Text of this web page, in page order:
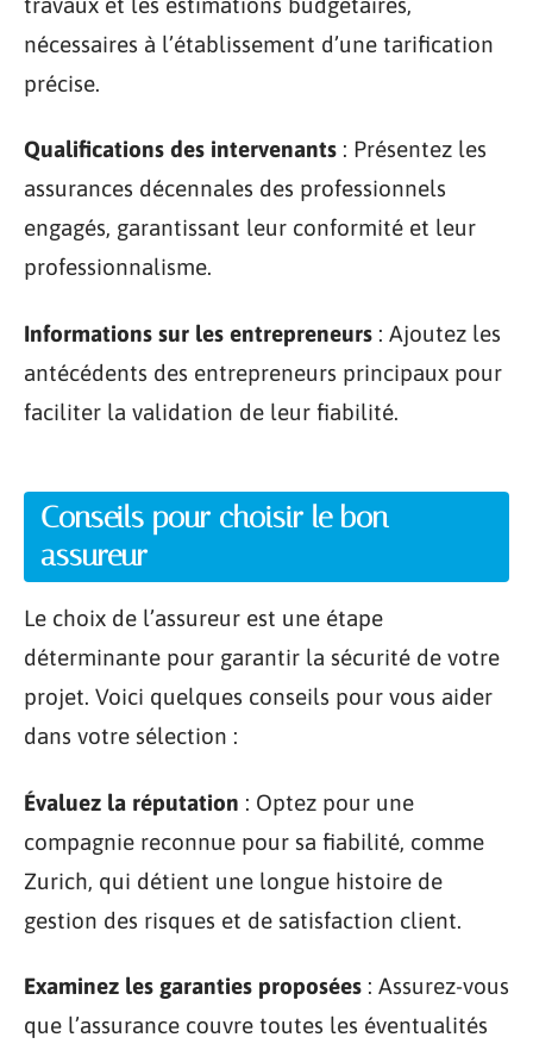
nécessaires à l’établissement d’une tarification
précise.
Qualifications des intervenants : Présentez les
assurances décennales des professionnels
engagés, garantissant leur conformité et leur
professionnalisme.
Informations sur les entrepreneurs : Ajoutez les
antécédents des entrepreneurs principaux pour
faciliter la validation de leur fiabilité.
Conseils pour choisir le bon
assureur
Le choix de l’assureur est une étape
déterminante pour garantir la sécurité de votre
projet. Voici quelques conseils pour vous aider
dans votre sélection :
Évaluez la réputation : Optez pour une
compagnie reconnue pour sa fiabilité, comme
Zurich, qui détient une longue histoire de
gestion des risques et de satisfaction client.
Examinez les garanties proposées : Assurez-vous
que l’assurance couvre toutes les éventualités